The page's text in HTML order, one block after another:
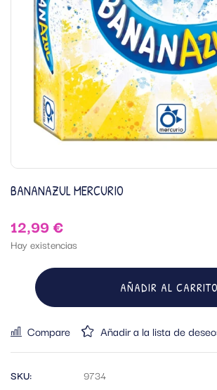
BANANAZUL MERCURIO
12,99€
Hay existencias
AÑADIR AL CARRITO
Compare Añadir a la lista de
SKU:
9734